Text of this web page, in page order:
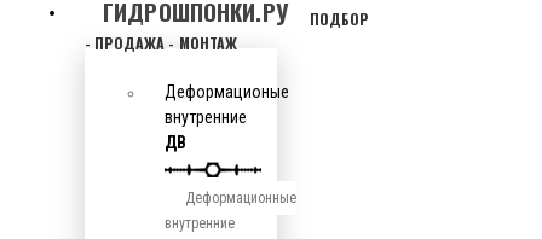
ГИДРОШПОНКИ.РУ
ПОДБОР
- ПРОДАЖА - МОНТАЖ
Деформационые
внутренние
ДВ
Деформационные
внутренние